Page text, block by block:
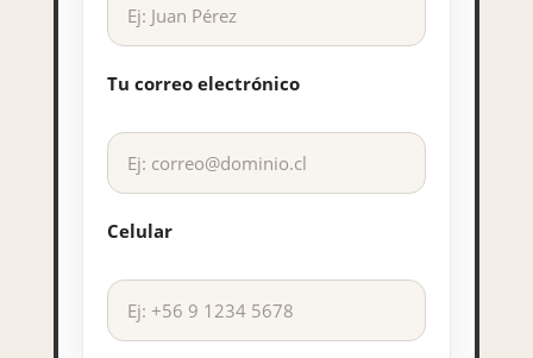
Tu correo electrónico
Celular